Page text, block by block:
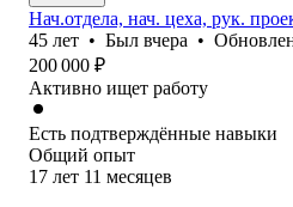
Нач.отдела, нач. цеха, рук.
45 лет • Был вчера •
200 000 ₽
Активно ищет работу
Есть подтверждённые навыки
Общий опыт
17 лет 11 месяцев